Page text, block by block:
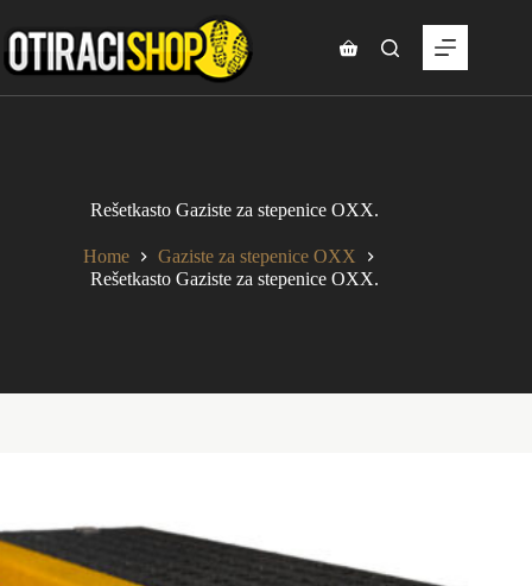
to
content
Shopping
Rešetkasto Gaziste za stepenice OXX.
Home
Gaziste za stepenice OXX
Rešetkasto Gaziste za stepenice OXX.